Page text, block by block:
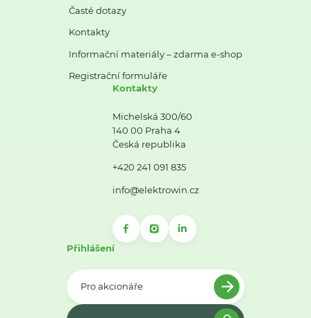
Časté dotazy
Kontakty
Informační materiály – zdarma e-shop
Registrační formuláře
Kontakty
Michelská 300/60
140 00 Praha 4
Česká republika
+420 241 091 835
info@elektrowin.cz
Přihlášení
Pro akcionáře